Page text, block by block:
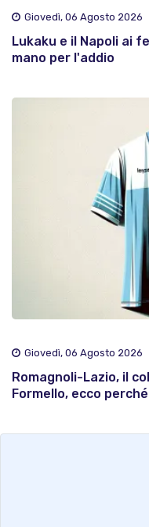
Giovedì, 06 Agosto 2026
Lukaku e il Napoli ai
mano per l'addio
Giovedì, 06 Agosto 2026
Romagnoli-Lazio, il
Formello, ecco